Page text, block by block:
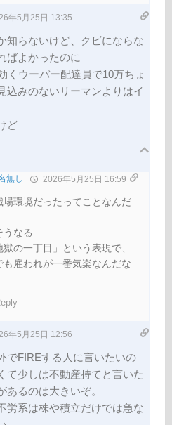
年5月25日 13:35
知らないけど、クビにならな
ばよかったのに
くウーバー配達員で10万ちょ
込みのないリーマンよりはイ
ど
無し 2026年5月25日 16:59
環境だったってことなんだ
うなる
の一丁目」という表現で、
も雇われが一番気楽なんだな
年5月25日 12:56
でFIREする人に言いたいの
て少しは不動産持てと言いた
るのは大きいぞ。
労系は株や積立だけでは急な